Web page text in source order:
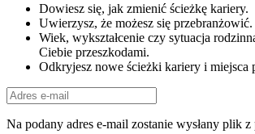
Dowiesz się, jak zmienić ścieżkę kariery.
Uwierzysz, że możesz się przebranżowić.
Wiek, wykształcenie czy sytuacja
Ciebie przeszkodami.
Odkryjesz nowe ścieżki kariery i miejsca
Na podany adres e-mail zostanie wysłany plik